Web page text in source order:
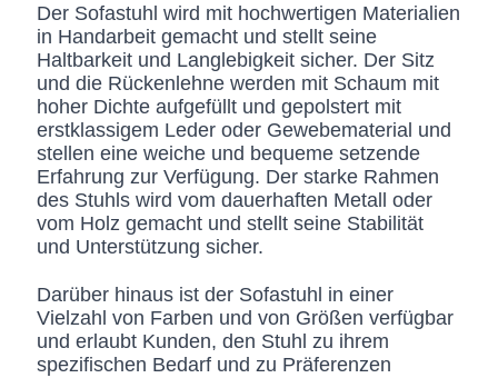
Der Sofastuhl wird mit hochwertigen Materialien
in Handarbeit gemacht und stellt seine
Haltbarkeit und Langlebigkeit sicher. Der Sitz
und die Rückenlehne werden mit Schaum mit
hoher Dichte aufgefüllt und gepolstert mit
erstklassigem Leder oder Gewebematerial und
stellen eine weiche und bequeme setzende
Erfahrung zur Verfügung. Der starke Rahmen
des Stuhls wird vom dauerhaften Metall oder
vom Holz gemacht und stellt seine Stabilität
und Unterstützung sicher.
Darüber hinaus ist der Sofastuhl in einer
Vielzahl von Farben und von Größen verfügbar
und erlaubt Kunden, den Stuhl zu ihrem
spezifischen Bedarf und zu Präferenzen